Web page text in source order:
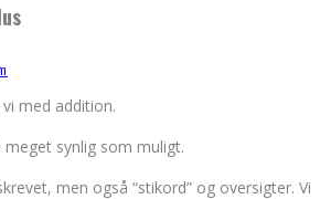
med addition.
meget synlig som muligt.
men også “stikord” og oversigter. Vi